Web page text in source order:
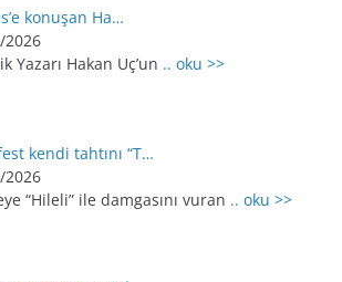
konuşan Ha…
2026
Yazarı Hakan Uç’un .. oku >>
kendi tahtını “T…
2026
“Hileli” ile damgasını vuran .. oku >>